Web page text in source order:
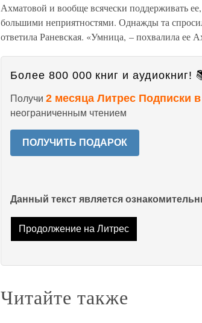
Ахматовой и вообще всячески поддерживать
большими неприятностями. Однажды та
ответила Раневская. «Умница, – похвалила ее
Более 800 000 книг и аудиокниг!
Получи 2 месяца Литрес Подписки
неограниченным чтением
ПОЛУЧИТЬ ПОДАРОК
Данный текст является
Продолжение на Литрес
Читайте также